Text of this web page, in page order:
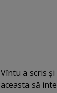
Vîntu a scris
aceasta să